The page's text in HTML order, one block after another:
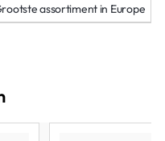
assortiment in Europe